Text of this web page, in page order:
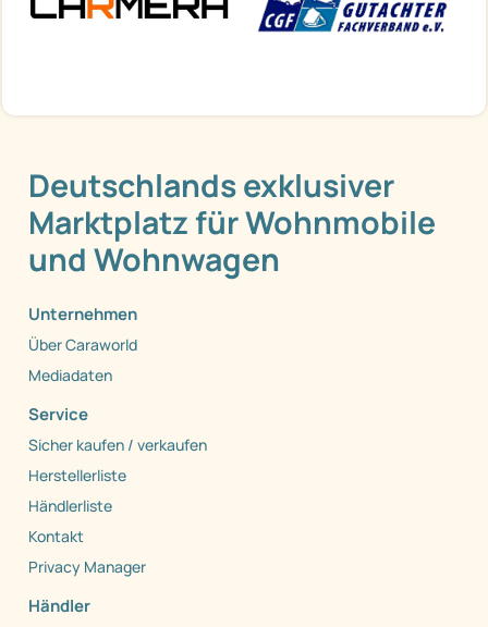
Deutschlands exklusiver
Marktplatz für Wohnmobile
und Wohnwagen
Unternehmen
Über Caraworld
Mediadaten
Service
Sicher kaufen / verkaufen
Herstellerliste
Händlerliste
Kontakt
Privacy Manager
Händler